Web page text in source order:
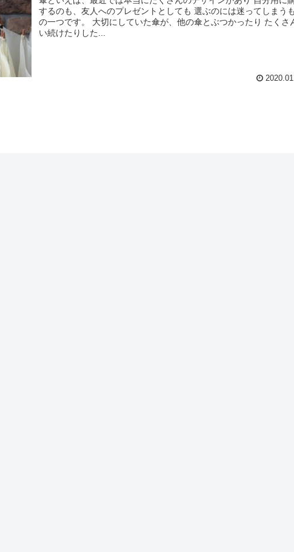
するのも、友人へのプレゼントとしても 選ぶのには迷ってしまう
の一つです。 大切にしていた傘が、他の傘とぶつかったり たくさ
い続けたりした...